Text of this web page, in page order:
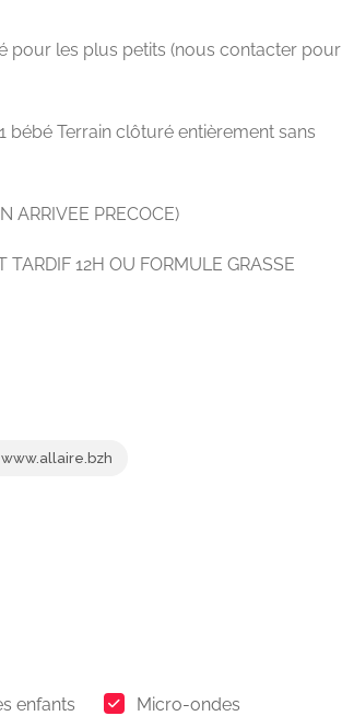
pour les plus petits (nous contacter pour
Terrain clôturé entièrement sans
ARRIVEE PRECOCE)
TARDIF 12H OU FORMULE GRASSE
www.allaire.bzh
enfants
Micro-ondes